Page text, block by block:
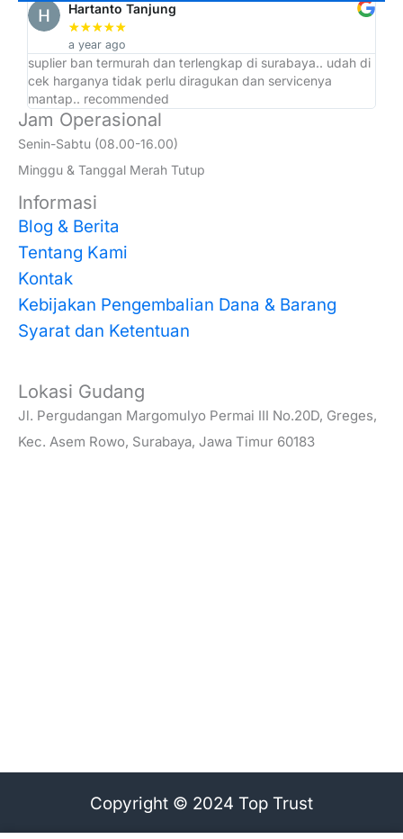
Hartanto Tanjung
★★★★★
a year ago
suplier ban termurah dan terlengkap di surabaya.. udah di
cek harganya tidak perlu diragukan dan servicenya
mantap.. recommended
Jam Operasional
Senin-Sabtu (08.00-16.00)
Minggu & Tanggal Merah Tutup
Informasi
Blog & Berita
Tentang Kami
Kontak
Kebijakan Pengembalian Dana & Barang
Syarat dan Ketentuan
Lokasi Gudang
Jl. Pergudangan Margomulyo Permai III No.20D, Greges,
Kec. Asem Rowo, Surabaya, Jawa Timur 60183
Copyright © 2024 Top Trust